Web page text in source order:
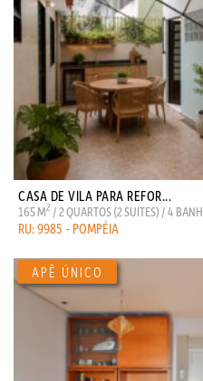
CASA DE VILA PARA REFOR...
165 M2 / 2 QUARTOS (2 SUITES) / 4
RU: 9985 - POMPÉIA